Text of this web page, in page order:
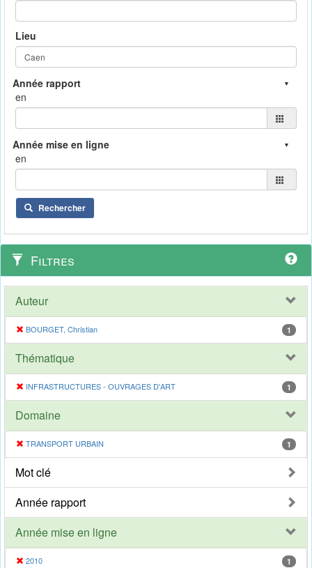
Lieu
en
en
Rechercher
Filtres
Auteur
BOURGET, Christian 1
Thématique
INFRASTRUCTURES - OUVRAGES D'ART 1
Domaine
TRANSPORT URBAIN 1
Mot clé
Année rapport
Année mise en ligne
2010 1